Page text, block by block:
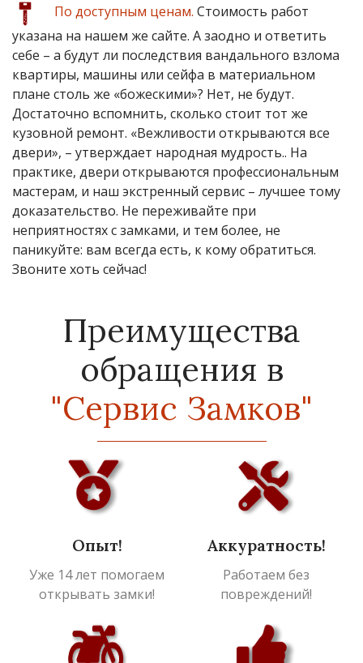
По доступным ценам. Стоимость работ
указана на нашем же сайте. А заодно и ответить
себе – а будут ли последствия вандального взлома
квартиры, машины или сейфа в материальном
плане столь же «божескими»? Нет, не будут.
Достаточно вспомнить, сколько стоит тот же
кузовной ремонт. «Вежливости открываются все
двери», – утверждает народная мудрость.. На
практике, двери открываются профессиональным
мастерам, и наш экстренный сервис – лучшее тому
доказательство. Не переживайте при
неприятностях с замками, и тем более, не
паникуйте: вам всегда есть, к кому обратиться.
Звоните хоть сейчас!
Преимущества
обращения в
"Сервис Замков"
Опыт!
Уже 14 лет помогаем
открывать замки!
Аккуратность!
Работаем без
повреждений!